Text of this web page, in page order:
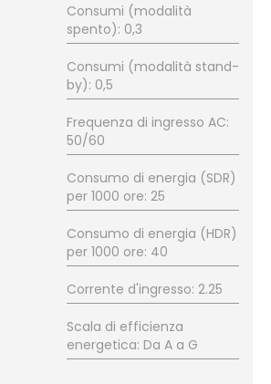
Consumi (modalità
spento): 0,3
Consumi (modalità stand-
by): 0,5
Frequenza di ingresso AC:
50/60
Consumo di energia (SDR)
per 1000 ore: 25
Consumo di energia (HDR)
per 1000 ore: 40
Corrente d'ingresso: 2.25
Scala di efficienza
energetica: Da A a G